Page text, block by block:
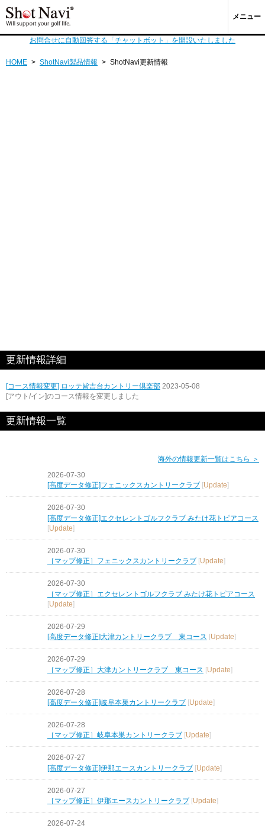
メニュー
お問合せに自動回答する「チャットボット」を開設いたしました
HOME > ShotNavi製品情報 > ShotNavi更新情報
更新情報詳細
[コース情報変更] ロッテ皆吉台カントリー倶楽部 2023-05-08
[アウト/イン]のコース情報を変更しました
更新情報一覧
海外の情報更新一覧はこちら ＞
2026-07-30
[高度データ修正]フェニックスカントリークラブ
Update
2026-07-30
[高度データ修正]エクセレントゴルフクラブ みたけ花トピアコース
[Update]
2026-07-30
［マップ修正］フェニックスカントリークラブ [Update]
2026-07-30
［マップ修正］エクセレントゴルフクラブ みたけ花トピアコース
[Update]
2026-07-29
[高度データ修正]大津カントリークラブ 東コース [Update]
2026-07-29
［マップ修正］大津カントリークラブ 東コース [Update]
2026-07-28
[高度データ修正]岐阜本巣カントリークラブ [Update]
2026-07-28
［マップ修正］岐阜本巣カントリークラブ
Update
2026-07-27
[高度データ修正]伊那エースカントリークラブ [Update]
2026-07-27
［マップ修正］伊那エースカントリークラブ
Update
2026-07-24